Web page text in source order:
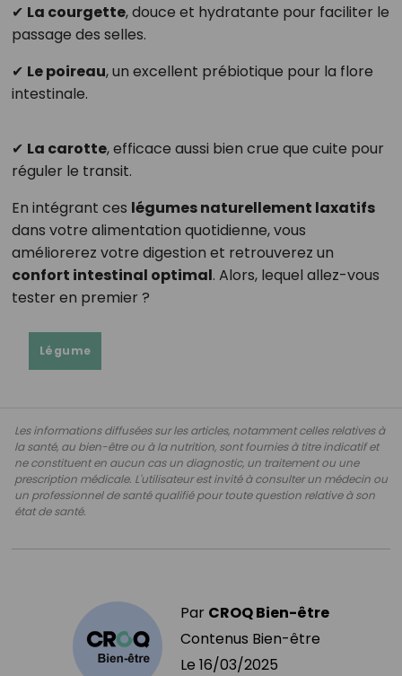
✔ La courgette, douce et hydratante pour faciliter le
passage des selles.
✔ Le poireau, un excellent prébiotique pour la flore
intestinale.
✔ La carotte, efficace aussi bien crue que cuite pour
réguler le transit.
En intégrant ces légumes naturellement laxatifs
dans votre alimentation quotidienne, vous
améliorerez votre digestion et retrouverez un
confort intestinal optimal. Alors, lequel allez-vous
tester en premier ?
Légume
Les informations diffusées sur les articles, notamment celles relatives à
la santé, au bien-être ou à la nutrition, sont fournies à titre indicatif et
ne constituent en aucun cas un diagnostic, un traitement ou une
prescription médicale. L'utilisateur est invité à consulter un médecin ou
un professionnel de santé qualifié pour toute question relative à son
état de santé.
Par CROQ Bien-être
Contenus Bien-être
Le 16/03/2025